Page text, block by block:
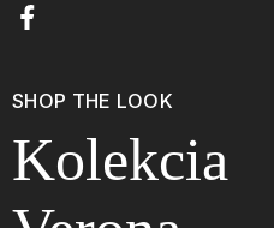
SHOP THE LOOK
Kolekcia